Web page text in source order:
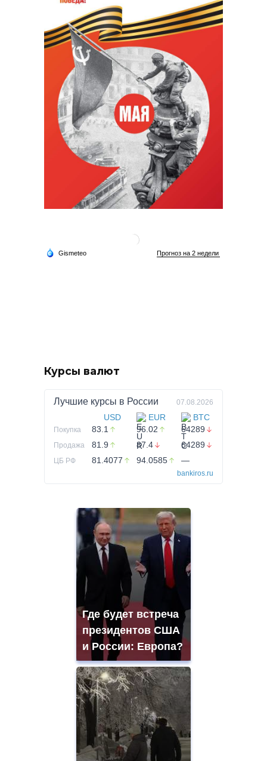
Курсы валют
Лучшие курсы в России 07.08.2026
USD EUR BTC
Покупка 83.1 96.02 64289
Продажа 81.9 87.4 64289
ЦБ РФ 81.4077 94.0585 —
bankiros.ru
Где будет встреча
президентов США
и России: Европа?